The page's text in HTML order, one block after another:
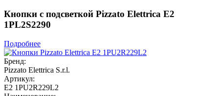
Кнопки с подсветкой Pizzato Elettrica E2
1PL2S2290
Подробнее
Бренд:
Pizzato Elettrica S.r.l.
Артикул:
E2 1PU2R229L2